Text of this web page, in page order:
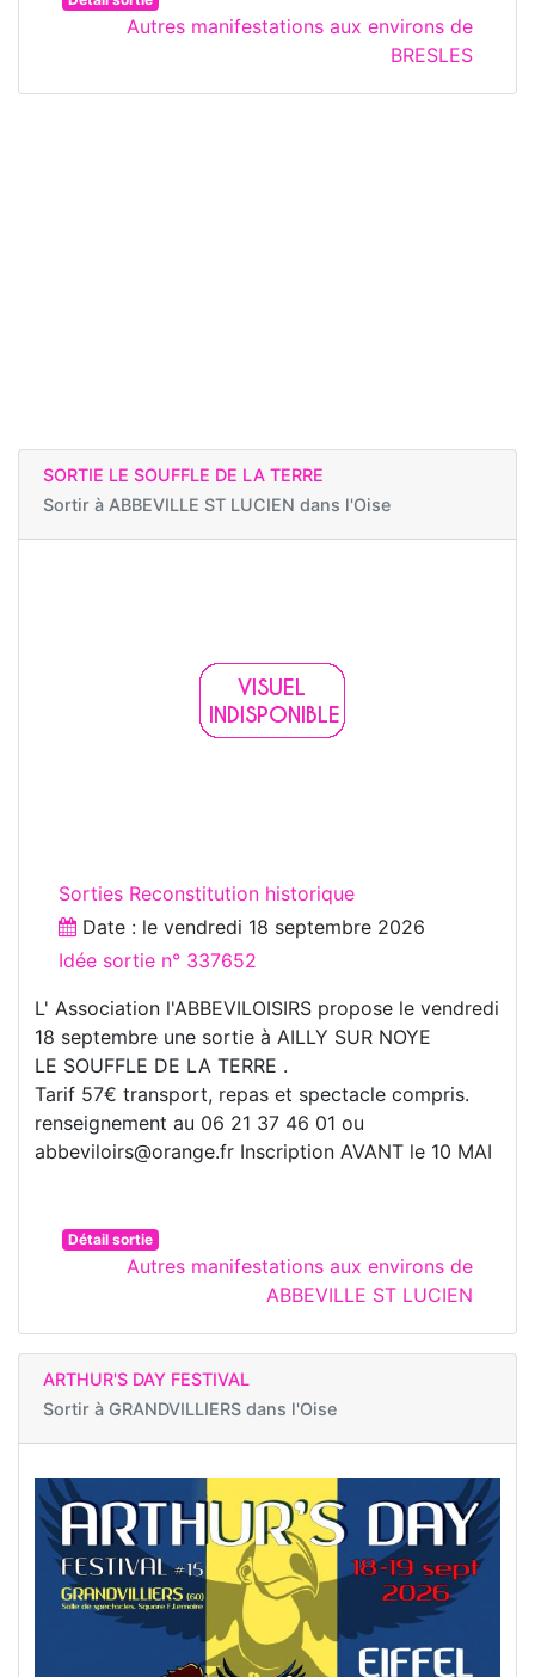
Autres manifestations aux environs de
BRESLES
SORTIE LE SOUFFLE DE LA TERRE
Sortir à ABBEVILLE ST LUCIEN dans l'Oise
Sorties Reconstitution historique
Date : le vendredi 18 septembre 2026
Idée sortie n° 337652
L' Association l'ABBEVILOISIRS propose le vendredi
18 septembre une sortie à AILLY SUR NOYE
LE SOUFFLE DE LA TERRE .
Tarif 57€ transport, repas et spectacle compris.
renseignement au 06 21 37 46 01 ou
abbeviloirs@orange.fr Inscription AVANT le 10 MAI
Détail sortie
Autres manifestations aux environs de
ABBEVILLE ST LUCIEN
ARTHUR'S DAY FESTIVAL
Sortir à GRANDVILLIERS dans l'Oise